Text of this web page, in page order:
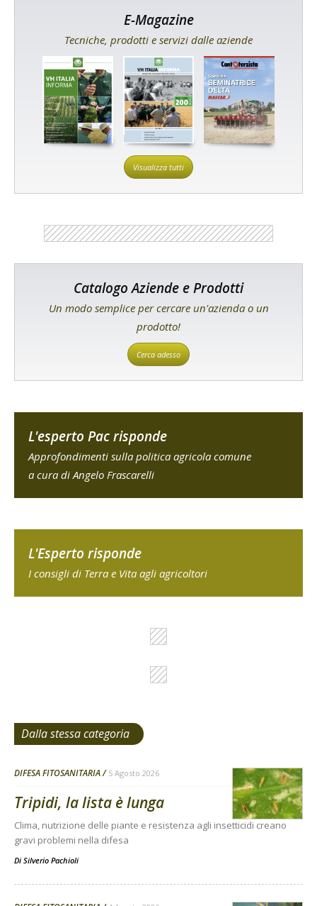
E-Magazine
Tecniche, prodotti e servizi dalle aziende
Visualizza tutti
Catalogo Aziende e Prodotti
Un modo semplice per cercare un'azienda o un
prodotto!
Cerca adesso
L'esperto Pac risponde
Approfondimenti sulla politica agricola comune
a cura di Angelo Frascarelli
L'Esperto risponde
I consigli di Terra e Vita agli agricoltori
Dalla stessa categoria
DIFESA FITOSANITARIA 5 Agosto 2026
Tripidi, la lista è lunga
Clima, nutrizione delle piante e resistenza agli insetticidi creano
gravi problemi nella difesa
Di Silverio Pachioli